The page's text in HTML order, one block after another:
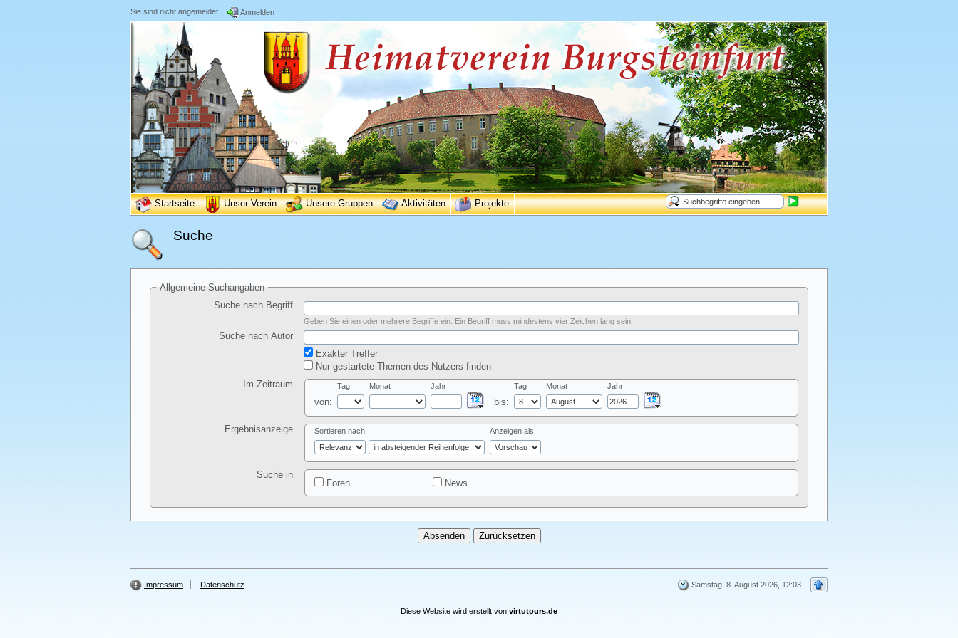
Sie sind nicht angemeldet. Anmelden
Startseite Unser Verein Unsere Gruppen Aktivitäten Projekte
Suche
Allgemeine Suchangaben
Suche nach Begriff
Geben Sie einen oder mehrere Begriffe ein. Ein Begriff muss mindestens vier Zeichen lang sein.
Suche nach Autor
Exakter Treffer
Nur gestartete Themen des Nutzers finden
Im Zeitraum
von:
Tag Monat Jahr
bis:
Tag Monat Jahr
Ergebnisanzeige Sortieren nach Anzeigen als
Suche in
Foren
News
Impressum Datenschutz Samstag, 8. August 2026, 12:03
Diese Website wird erstellt von virtutours.de